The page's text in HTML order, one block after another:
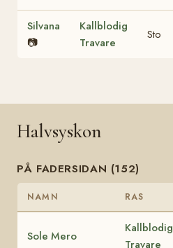
Silvana
📷
Kallblodig
Travare
Sto
Halvsyskon
PÅ FADERSIDAN (152)
NAMN RAS
Sole Mero
Kallblodig
Travare